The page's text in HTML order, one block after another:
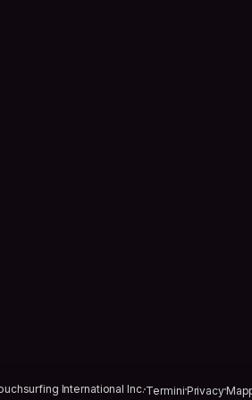
International Inc.TerminiPrivacy